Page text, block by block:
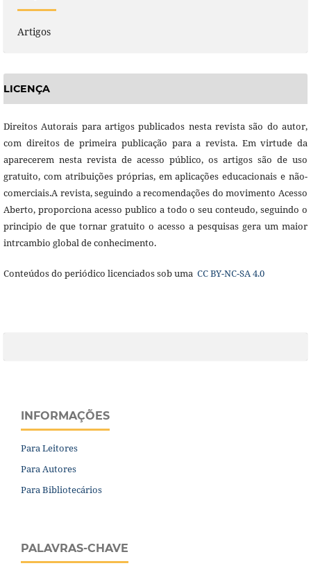
Artigos
LICENÇA
Direitos Autorais para artigos publicados nesta revista são do autor,
com direitos de primeira publicação para a revista. Em virtude da
aparecerem nesta revista de acesso público, os artigos são de uso
gratuito, com atribuições próprias, em aplicações educacionais e não-
comerciais.A revista, seguindo a recomendações do movimento Acesso
Aberto, proporciona acesso publico a todo o seu conteudo, seguindo o
principio de que tornar gratuito o acesso a pesquisas gera um maior
intrcambio global de conhecimento.
Conteúdos do periódico licenciados sob uma CC BY-NC-SA 4.0
INFORMAÇÕES
Para Leitores
Para Autores
Para Bibliotecários
PALAVRAS-CHAVE